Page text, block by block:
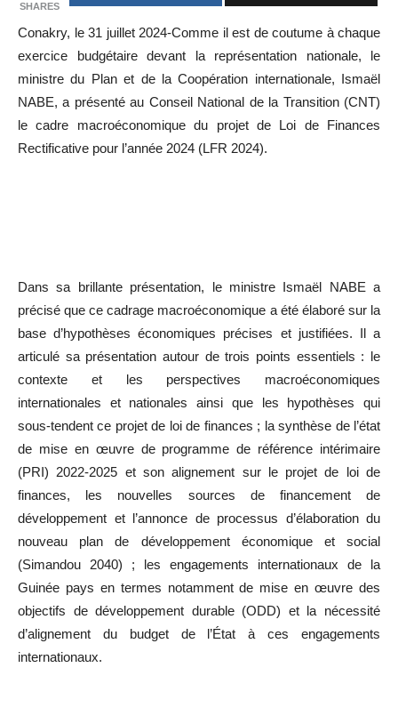
SHARES
Conakry, le 31 juillet 2024-Comme il est de coutume à chaque
exercice budgétaire devant la représentation nationale, le
ministre du Plan et de la Coopération internationale, Ismaël
NABE, a présenté au Conseil National de la Transition (CNT)
le cadre macroéconomique du projet de Loi de Finances
Rectificative pour l’année 2024 (LFR 2024).
Dans sa brillante présentation, le ministre Ismaël NABE a
précisé que ce cadrage macroéconomique a été élaboré sur la
base d’hypothèses économiques précises et justifiées. Il a
articulé sa présentation autour de trois points essentiels : le
contexte et les perspectives macroéconomiques
internationales et nationales ainsi que les hypothèses qui
sous-tendent ce projet de loi de finances ; la synthèse de l’état
de mise en œuvre de programme de référence intérimaire
(PRI) 2022-2025 et son alignement sur le projet de loi de
finances, les nouvelles sources de financement de
développement et l’annonce de processus d’élaboration du
nouveau plan de développement économique et social
(Simandou 2040) ; les engagements internationaux de la
Guinée pays en termes notamment de mise en œuvre des
objectifs de développement durable (ODD) et la nécessité
d’alignement du budget de l’État à ces engagements
internationaux.